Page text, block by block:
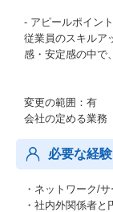
- アピールポイント
従業員のスキルア
感・安定感の中で
変更の範囲：有
会社の定める業務
必要な経験
・ネットワーク/
・社内外関係者